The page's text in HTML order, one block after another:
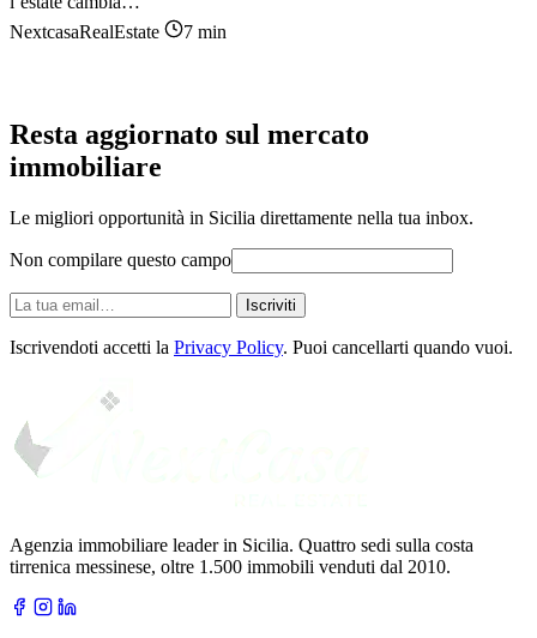
NextcasaRealEstate
7 min
Resta aggiornato sul mercato
immobiliare
Le migliori opportunità in Sicilia direttamente nella tua inbox.
Non compilare questo campo
La
tua
email
Iscriviti
Iscrivendoti accetti la Privacy Policy. Puoi cancellarti quando vuoi.
Agenzia immobiliare leader in Sicilia. Quattro sedi sulla costa
tirrenica messinese, oltre 1.500 immobili venduti dal 2010.